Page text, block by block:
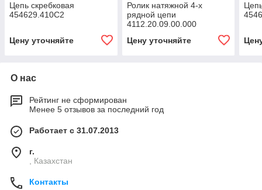
Цепь скребковая
454629.410С2
Цену уточняйте
Ролик натяжной 4-х
рядной цепи
4112.20.09.00.000
Цену уточняйте
О нас
Рейтинг не сформирован
Менее 5 отзывов за последний год
Работает с 31.07.2013
г.
, Казахстан
Контакты